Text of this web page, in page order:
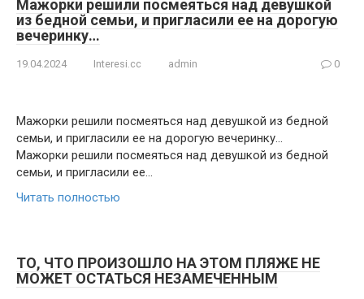
Мажорки решили посмеяться над девушкой
из бедной семьи, и пригласили ее на дорогую
вечеринку…
19.04.2024 Interesi.cc admin 0
Мажорки решили посмеяться над девушкой из бедной
семьи, и пригласили ее на дорогую вечеринку…
Мажорки решили посмеяться над девушкой из бедной
семьи, и пригласили ее…
Читать полностью
ТО, ЧТО ПРОИЗОШЛО НА ЭТОМ ПЛЯЖЕ НЕ
МОЖЕТ ОСТАТЬСЯ НЕЗАМЕЧЕННЫМ